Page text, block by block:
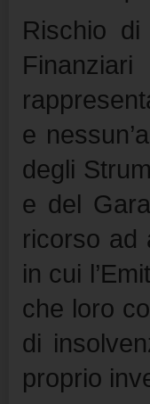
Rischio di
e
degli
e del
ricorso ad
in cui
che loro
di
proprio